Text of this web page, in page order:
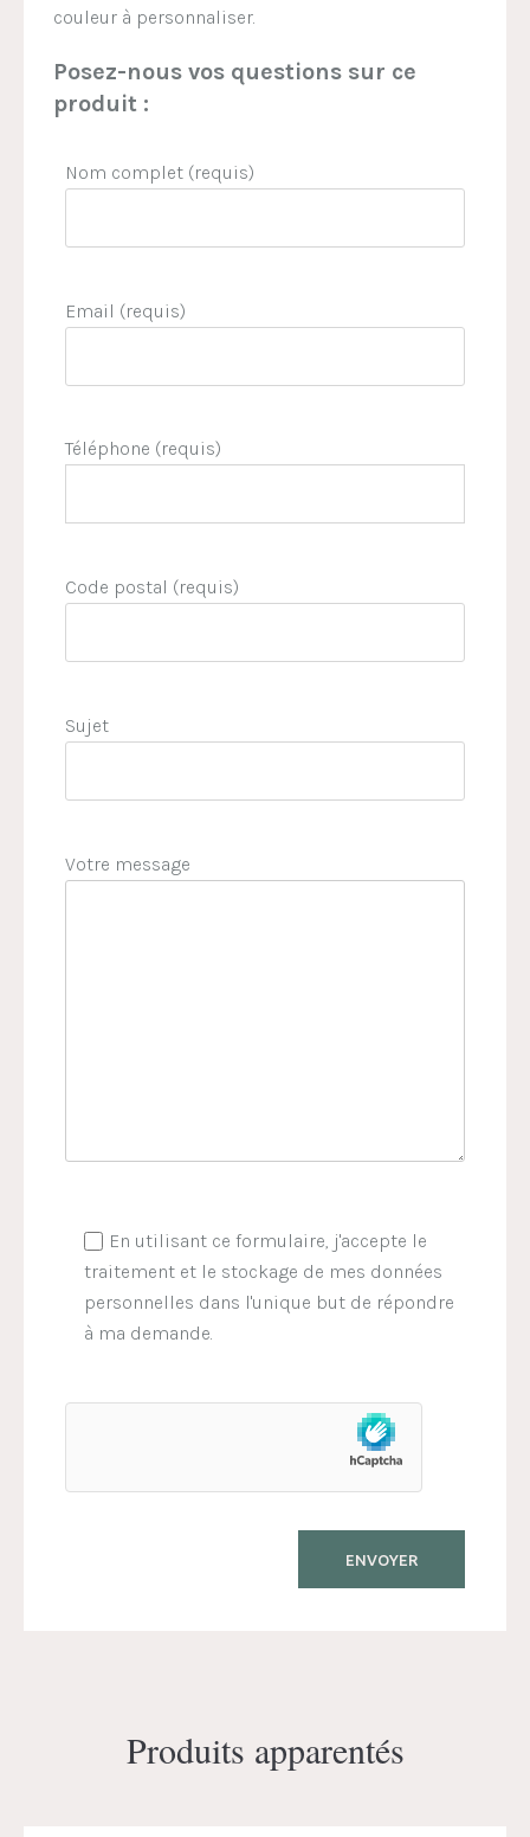
couleur à personnaliser.
Posez-nous vos questions sur ce
produit :
Nom complet (requis)
Email (requis)
Téléphone (requis)
Code postal (requis)
Sujet
Votre message
En utilisant ce formulaire, j'accepte le
traitement et le stockage de mes données
personnelles dans l'unique but de répondre
à ma demande.
Produits apparentés